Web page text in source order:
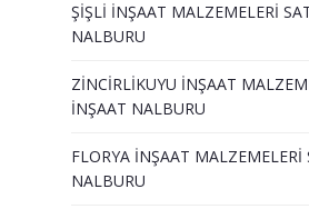
ŞİŞLİ İNŞAAT MALZEMELERİ
NALBURU
ZİNCİRLİKUYU İNŞAAT
İNŞAAT NALBURU
FLORYA İNŞAAT MALZEMELERİ
NALBURU